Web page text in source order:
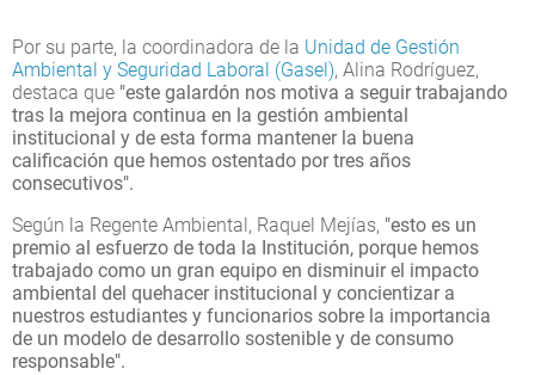
Por su parte, la coordinadora de la Unidad de Gestión
Ambiental y Seguridad Laboral (Gasel), Alina Rodríguez,
destaca que "este galardón nos motiva a seguir trabajando
tras la mejora continua en la gestión ambiental
institucional y de esta forma mantener la buena
calificación que hemos ostentado por tres años
consecutivos".
Según la Regente Ambiental, Raquel Mejías, "esto es un
premio al esfuerzo de toda la Institución, porque hemos
trabajado como un gran equipo en disminuir el impacto
ambiental del quehacer institucional y concientizar a
nuestros estudiantes y funcionarios sobre la importancia
de un modelo de desarrollo sostenible y de consumo
responsable".